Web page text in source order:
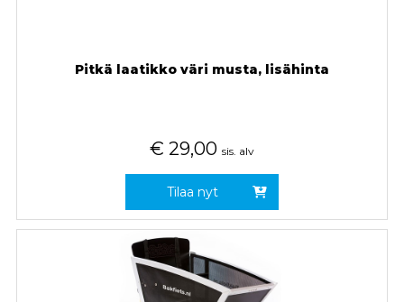
Pitkä laatikko väri musta, lisähinta
€ 29,00 sis. alv
Tilaa nyt